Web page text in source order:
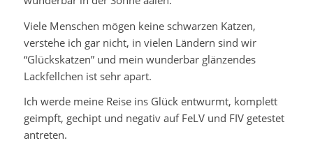
Viele Menschen mögen keine schwarzen Katzen,
verstehe ich gar nicht, in vielen Ländern sind wir
“Glückskatzen” und mein wunderbar glänzendes
Lackfellchen ist sehr apart.
Ich werde meine Reise ins Glück entwurmt, komplett
geimpft, gechipt und negativ auf FeLV und FIV getestet
antreten.